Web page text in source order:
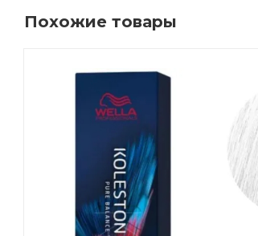
Похожие товары